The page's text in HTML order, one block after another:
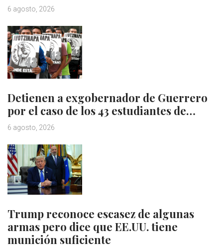
6 agosto, 2026
Detienen a exgobernador de Guerrero
por el caso de los 43 estudiantes de…
6 agosto, 2026
Trump reconoce escasez de algunas
armas pero dice que EE.UU. tiene
munición suficiente